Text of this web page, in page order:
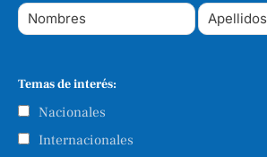
Temas de interés:
Nacionales
Internacionales